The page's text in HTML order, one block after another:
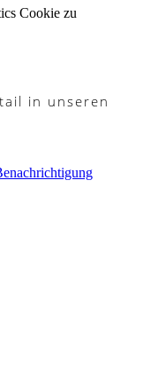
Cookie zu
in unseren